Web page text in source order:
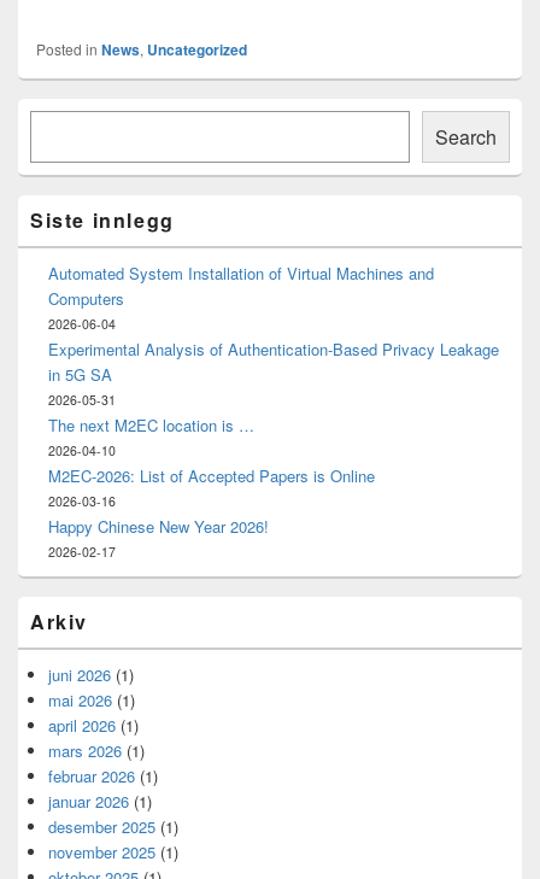
Posted in News, Uncategorized
Primary
Area
Search
Siste innlegg
Automated System Installation of Virtual Machines and
Computers
2026-06-04
Experimental Analysis of Authentication-Based Privacy Leakage
in 5G SA
2026-05-31
The next M2EC location is …
2026-04-10
M2EC-2026: List of Accepted Papers is Online
2026-03-16
Happy Chinese New Year 2026!
2026-02-17
Arkiv
juni 2026 (1)
mai 2026 (1)
april 2026 (1)
mars 2026 (1)
februar 2026 (1)
januar 2026 (1)
desember 2025 (1)
november 2025 (1)